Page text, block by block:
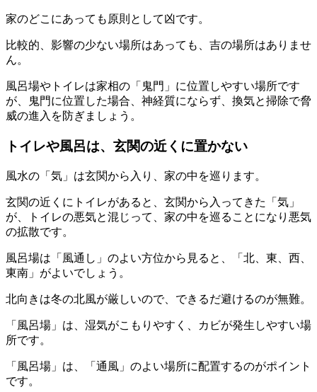
家のどこにあっても原則として凶です。
比較的、影響の少ない場所はあっても、吉の場所はありませ
ん。
風呂場やトイレは家相の「鬼門」に位置しやすい場所です
が、鬼門に位置した場合、神経質にならず、換気と掃除で脅
威の進入を防ぎましょう。
トイレや風呂は、玄関の近くに置かない
風水の「気」は玄関から入り、家の中を巡ります。
玄関の近くにトイレがあると、玄関から入ってきた「気」
が、トイレの悪気と混じって、家の中を巡ることになり悪気
の拡散です。
風呂場は「風通し」のよい方位から見ると、「北、東、西、
東南」がよいでしょう。
北向きは冬の北風が厳しいので、できるだ避けるのが無難。
「風呂場」は、湿気がこもりやすく、カビが発生しやすい場
所です。
「風呂場」は、「通風」のよい場所に配置するのがポイント
です。